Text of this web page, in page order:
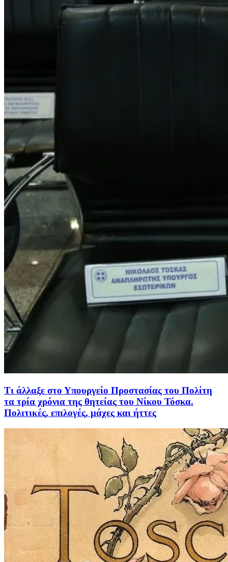
Τι άλλαξε στο Υπουργείο Προστασίας του Πολίτη
τα τρία χρόνια της θητείας του Νίκου Τόσκα.
Πολιτικές, επιλογές, μάχες και ήττες